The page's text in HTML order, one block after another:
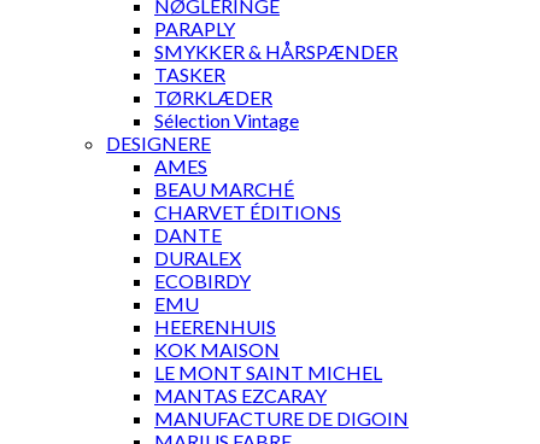
NØGLERINGE
PARAPLY
SMYKKER & HÅRSPÆNDER
TASKER
TØRKLÆDER
Sélection Vintage
DESIGNERE
AMES
BEAU MARCHÉ
CHARVET ÉDITIONS
DANTE
DURALEX
ECOBIRDY
EMU
HEERENHUIS
KOK MAISON
LE MONT SAINT MICHEL
MANTAS EZCARAY
MANUFACTURE DE DIGOIN